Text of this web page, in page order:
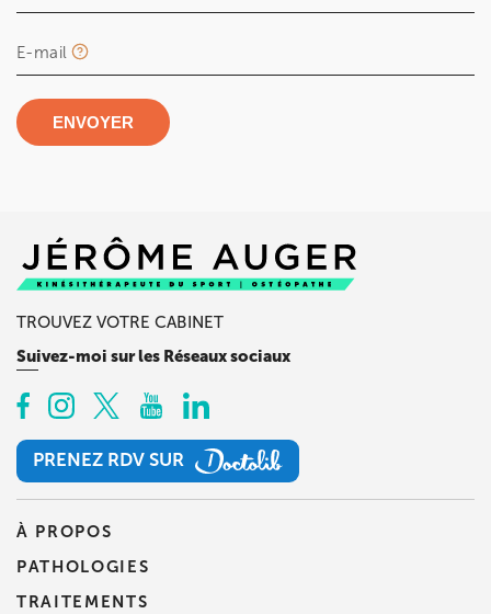
E-mail
ENVOYER
TROUVEZ VOTRE CABINET
Suivez-moi sur les Réseaux sociaux
PRENEZ RDV SUR
PRENEZ RDV SUR
À PROPOS
PATHOLOGIES
TRAITEMENTS